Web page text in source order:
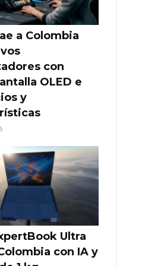
a Colombia
con
OLED e
y
Ultra
con IA y